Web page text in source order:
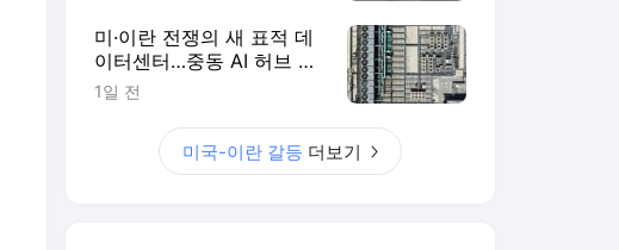
미·이란 전쟁의 새 표적 데
이터센터…중동 AI 허브 구
상에 그림자
1일 전
미국-이란 갈등 더보기